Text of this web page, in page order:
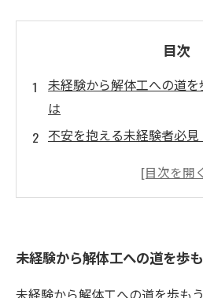
目次
未経験から解体工への道
は
不安を抱える未経験者必
解体工として新たなスタ
解体工の魅力を知ったあ
と
未経験から解体工への道を歩
未経験から解体工への道を歩も